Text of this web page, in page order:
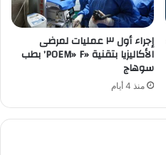
إجراء أول ٣ عمليات لمرضى
الأكاليزيا بتقنية «POEM» F’ بطب
سوهاج
منذ 4 أيام